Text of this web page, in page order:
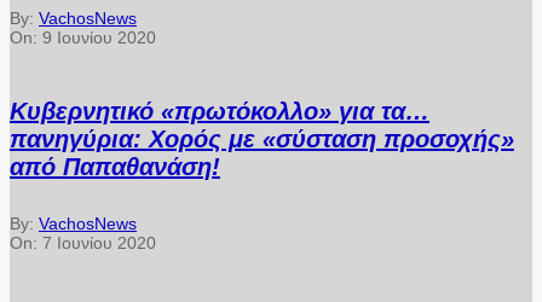
By: VachosNews
On: 9 Ιουνίου 2020
Κυβερνητικό «πρωτόκολλο» για τα…
πανηγύρια: Χορός με «σύσταση προσοχής»
από Παπαθανάση!
By: VachosNews
On: 7 Ιουνίου 2020